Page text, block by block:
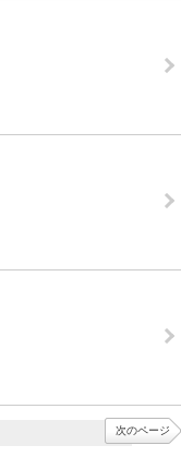
次のページ